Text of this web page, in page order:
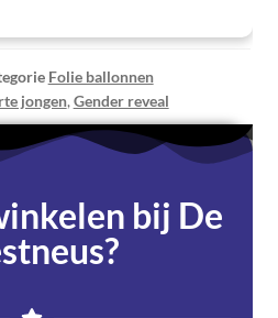
Folie ballonnen
jongen, Gender reveal
bij De